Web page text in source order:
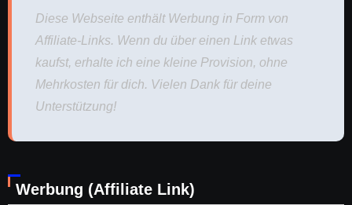
Diese Webseite enthält Werbung in Form von
Affiliate-Links. Wenn du über einen Link etwas
kaufst, erhalte ich eine kleine Provision, ohne
Mehrkosten für dich. Vielen Dank für deine
Unterstützung!
Werbung (Affiliate Link)